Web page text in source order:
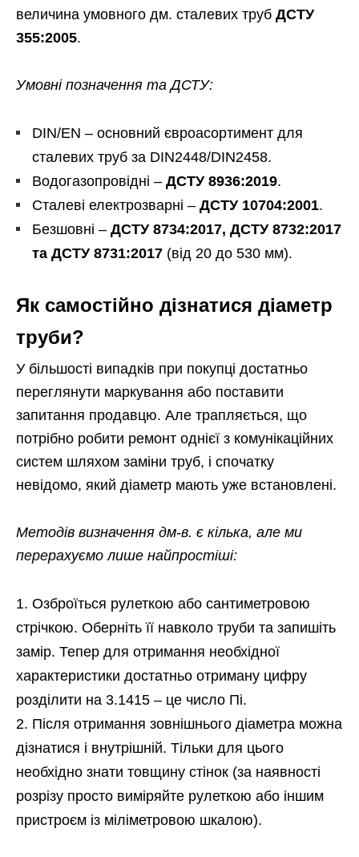
величина умовного дм. сталевих труб ДСТУ
355:2005.
Умовні позначення та ДСТУ:
DIN/EN – основний євроасортимент для
сталевих труб за DIN2448/DIN2458.
Водогазопровідні – ДСТУ 8936:2019.
Сталеві електрозварні – ДСТУ 10704:2001.
Безшовні – ДСТУ 8734:2017, ДСТУ 8732:2017
та ДСТУ 8731:2017 (від 20 до 530 мм).
Як самостійно дізнатися діаметр
труби?
У більшості випадків при покупці достатньо
переглянути маркування або поставити
запитання продавцю. Але трапляється, що
потрібно робити ремонт однієї з комунікаційних
систем шляхом заміни труб, і спочатку
невідомо, який діаметр мають уже встановлені.
Методів визначення дм-в. є кілька, але ми
перерахуємо лише найпростіші:
Озброїться рулеткою або сантиметровою
стрічкою. Оберніть її навколо труби та запишіть
замір. Тепер для отримання необхідної
характеристики достатньо отриману цифру
розділити на 3.1415 – це число Пі.
Після отримання зовнішнього діаметра можна
дізнатися і внутрішній. Тільки для цього
необхідно знати товщину стінок (за наявності
розрізу просто виміряйте рулеткою або іншим
пристроєм із міліметровою шкалою).